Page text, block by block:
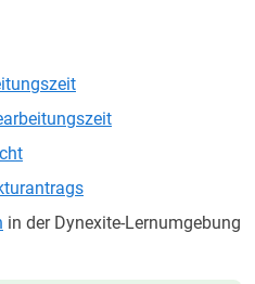
in der Dynexite-Lernumgebung